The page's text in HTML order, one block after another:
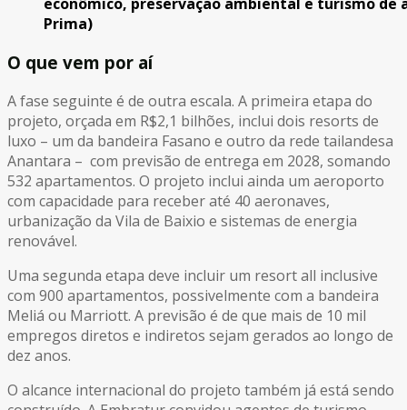
Prima)
O que vem por aí
A fase seguinte é de outra escala. A primeira etapa do
projeto, orçada em R$2,1 bilhões, inclui dois resorts de
luxo – um da bandeira Fasano e outro da rede tailandesa
Anantara – com previsão de entrega em 2028, somando
532 apartamentos. O projeto inclui ainda um aeroporto
com capacidade para receber até 40 aeronaves,
urbanização da Vila de Baixio e sistemas de energia
renovável.
Uma segunda etapa deve incluir um resort all inclusive
com 900 apartamentos, possivelmente com a bandeira
Meliá ou Marriott. A previsão é de que mais de 10 mil
empregos diretos e indiretos sejam gerados ao longo de
dez anos.
O alcance internacional do projeto também já está sendo